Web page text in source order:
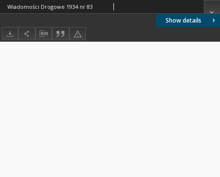
Show details
Wiadomości Drogowe 1934 nr 83